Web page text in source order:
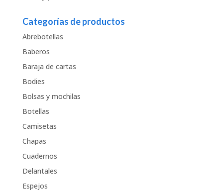
Categorías de productos
Abrebotellas
Baberos
Baraja de cartas
Bodies
Bolsas y mochilas
Botellas
Camisetas
Chapas
Cuadernos
Delantales
Espejos